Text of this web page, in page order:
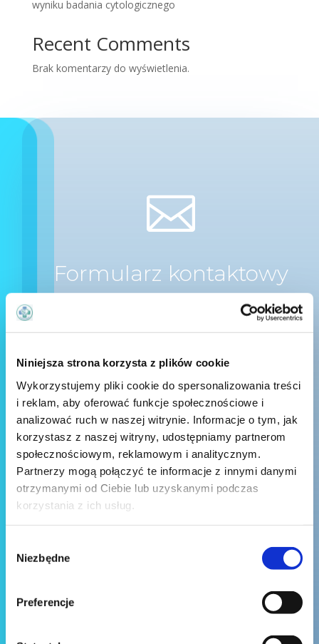
Niniejsza strona korzysta z plików cookie
Wykorzystujemy pliki cookie do spersonalizowania treści
i reklam, aby oferować funkcje społecznościowe i
analizować ruch w naszej witrynie. Informacje o tym, jak
korzystasz z naszej witryny, udostępniamy partnerom
społecznościowym, reklamowym i analitycznym.
Partnerzy mogą połączyć te informacje z innymi danymi
otrzymanymi od Ciebie lub uzyskanymi podczas
korzystania z ich usług.
zgody
Niezbędne
Preferencje
wyniku badania cytologicznego
Recent Comments
Brak komentarzy do wyświetlenia.

Formularz kontaktowy
Wyślij wiadomość